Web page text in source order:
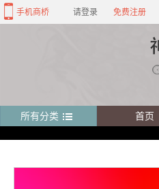
手机商桥 请登录 免费注册
所有分类 首页